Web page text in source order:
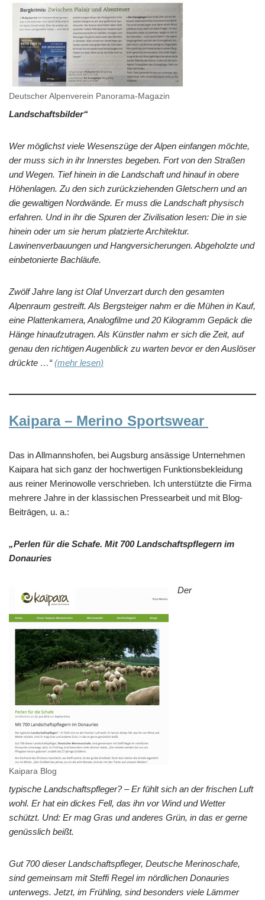
Deutscher Alpenverein Panorama-Magazin
Landschaftsbilder“
Wer möglichst viele Wesenszüge der Alpen einfangen möchte,
der muss sich in ihr Innerstes begeben. Fort von den Straßen
und Wegen. Tief hinein in die Landschaft und hinauf in obere
Höhenlagen. Zu den sich zurückziehenden Gletschern und an
die gewaltigen Nordwände. Er muss die Landschaft physisch
erfahren. Und in ihr die Spuren der Zivilisation lesen: Die in sie
hinein oder um sie herum platzierte Architektur.
Lawinenverbauungen und Hangversicherungen. Abgeholzte und
einbetonierte Bachläufe.
Zwölf Jahre lang ist Olaf Unverzart durch den gesamten
Alpenraum gestreift. Als Bergsteiger nahm er die Mühen in Kauf,
eine Plattenkamera, Analogfilme und 20 Kilogramm Gepäck die
Hänge hinaufzutragen. Als Künstler nahm er sich die Zeit, auf
genau den richtigen Augenblick zu warten bevor er den Auslöser
drückte …“(mehr lesen)
Kaipara – Merino Sportswear
Das in Allmannshofen, bei Augsburg ansässige Unternehmen
Kaipara hat sich ganz der hochwertigen Funktionsbekleidung
aus reiner Merinowolle verschrieben. Ich unterstützte die Firma
mehrere Jahre in der klassischen Pressearbeit und mit Blog-
Beiträgen, u. a.:
„Perlen für die Schafe. Mit 700 Landschaftspflegern im
Donauries
Kaipara Blog
Der
typische Landschaftspfleger? – Er fühlt sich an der frischen Luft
wohl. Er hat ein dickes Fell, das ihn vor Wind und Wetter
schützt. Und: Er mag Gras und anderes Grün, in das er gerne
genüsslich beißt.
Gut 700 dieser Landschaftspfleger, Deutsche Merinoschafe,
sind gemeinsam mit Steffi Regel im nördlichen Donauries
unterwegs. Jetzt, im Frühling, sind besonders viele Lämmer